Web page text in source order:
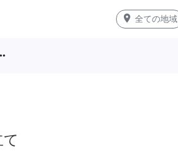
place 全ての地域